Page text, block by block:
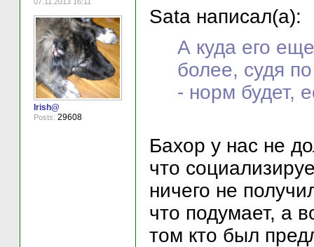
Irish@
Posts: 29608
Sata написал(а):
А куда его
более, судя
- норм будет,
Бахор у нас не
что
ничего не
что подумает, а
том кто был